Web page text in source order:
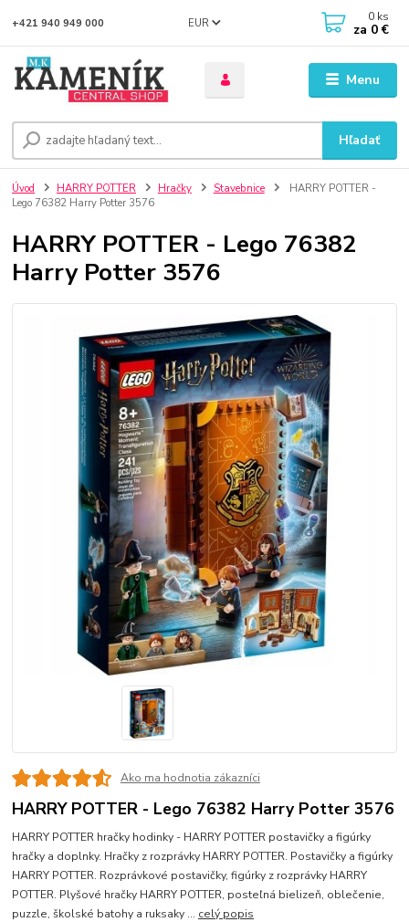
Menu
EUR
Hľadať
+421 940 949 000 0 ks
za 0 €
Úvod HARRY POTTER Hračky Stavebnice
HARRY POTTER -
Lego 76382 Harry Potter 3576
HARRY POTTER - Lego 76382
Harry Potter 3576
Ako ma hodnotia zákazníci
HARRY POTTER - Lego 76382 Harry Potter 3576
HARRY POTTER hračky hodinky - HARRY POTTER postavičky a figúrky
hračky a doplnky. Hračky z rozprávky HARRY POTTER. Postavičky a figúrky
HARRY POTTER. Rozprávkové postavičky, figúrky z rozprávky HARRY
POTTER. Plyšové hračky HARRY POTTER, posteľná bielizeň, oblečenie,
puzzle, školské batohy a ruksaky ... celý popis